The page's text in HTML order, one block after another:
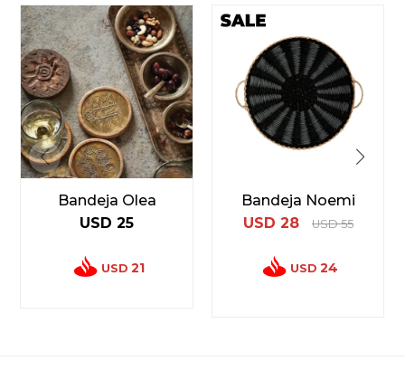
Bandeja Olea
USD 25
USD 21
Bandeja Noemi
USD 28 USD 55
USD 24